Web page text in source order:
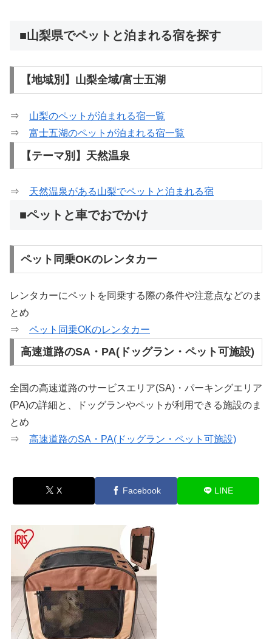
■山梨県でペットと泊まれる宿を探す
【地域別】山梨全域/富士五湖
⇒ 山梨のペットが泊まれる宿一覧
⇒ 富士五湖のペットが泊まれる宿一覧
【テーマ別】天然温泉
⇒ 天然温泉がある山梨でペットと泊まれる宿
■ペットと車でおでかけ
ペット同乗OKのレンタカー
レンタカーにペットを同乗する際の条件や注意点などのま
とめ
⇒ ペット同乗OKのレンタカー
高速道路のSA・PA(ドッグラン・ペット可施設)
全国の高速道路のサービスエリア(SA)・パーキングエリア
(PA)の詳細と、ドッグランやペットが利用できる施設のま
とめ
⇒ 高速道路のSA・PA(ドッグラン・ペット可施設)
X Facebook LINE